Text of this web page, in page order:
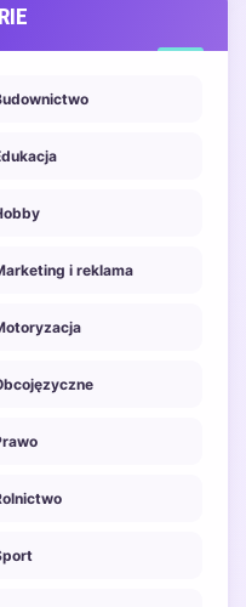
i reklama